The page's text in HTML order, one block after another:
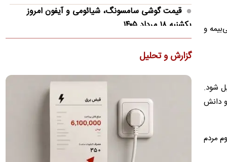
و
شود.
دانش
مردم
قیمت گوشی سامسونگ، شیائومی و آیفون امروز
یکشنبه ۱۸ مرداد ۱۴۰۵
خرید ارزان‌ترین گوشی شیائومی در بازار به ۲۳ میلیون تومان بودجه
نیاز دارد
تا ۱۴۰۵/ نرخ ارز، تقریبا ۵۰ برابر شده
یک اقتصاددان گفت: شکی نیست که زندگی اقتصادی، اجتماعی،
فرهنگی و سیاسی مردم ایران از سال۱۳۹۷ به بعد نه تنها در مجموع،
بازگشت مسی به زادگاهش پس از مرگ پدر
لیونل مسی ساعاتی پس از درگذشت پدرش، خورخه مسی، در شهر
روزاریو در کنار اعضای خانواده‌اش دیده شد.
گزارش و تحلیل